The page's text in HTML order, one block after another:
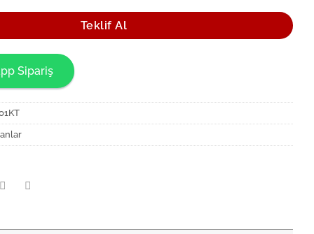
Teklif Al
Sipariş